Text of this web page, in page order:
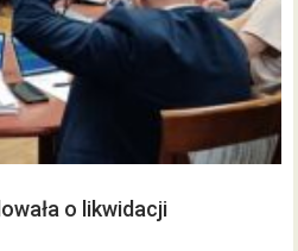
o likwidacji